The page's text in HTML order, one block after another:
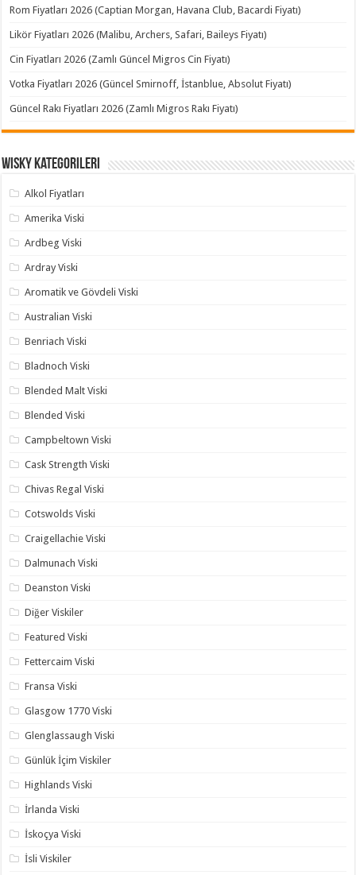
Rom Fiyatları 2026 (Captian Morgan, Havana Club, Bacardi Fiyatı)
Likör Fiyatları 2026 (Malibu, Archers, Safari, Baileys Fiyatı)
Cin Fiyatları 2026 (Zamlı Güncel Migros Cin Fiyatı)
Votka Fiyatları 2026 (Güncel Smirnoff, İstanblue, Absolut Fiyatı)
Güncel Rakı Fiyatları 2026 (Zamlı Migros Rakı Fiyatı)
Wisky Kategorileri
Alkol Fiyatları
Amerika Viski
Ardbeg Viski
Ardray Viski
Aromatik ve Gövdeli Viski
Australian Viski
Benriach Viski
Bladnoch Viski
Blended Malt Viski
Blended Viski
Campbeltown Viski
Cask Strength Viski
Chivas Regal Viski
Cotswolds Viski
Craigellachie Viski
Dalmunach Viski
Deanston Viski
Diğer Viskiler
Featured Viski
Fettercaim Viski
Fransa Viski
Glasgow 1770 Viski
Glenglassaugh Viski
Günlük İçim Viskiler
Highlands Viski
İrlanda Viski
İskoçya Viski
İsli Viskiler